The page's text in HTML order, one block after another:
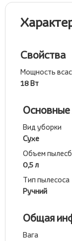
Свойства
Мощность
18 Вт
Основные
Вид уборки
Сухе
Объем
0,5 л
Тип пылесоса
Ручний
Общая
Вага